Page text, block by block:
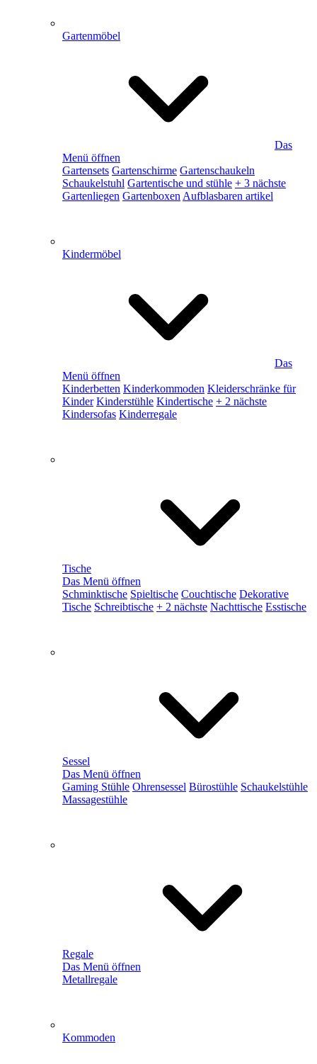
Gartenmöbel
Das
Menü öffnen
Gartensets Gartenschirme Gartenschaukeln
Schaukelstuhl Gartentische und stühle + 3 nächste
Gartenliegen Gartenboxen Aufblasbaren artikel
Kindermöbel
Das
Menü öffnen
Kinderbetten Kinderkommoden Kleiderschränke für
Kinder Kinderstühle Kindertische + 2 nächste
Kindersofas Kinderregale
Tische
Das Menü öffnen
Schminktische Spieltische Couchtische Dekorative
Tische Schreibtische + 2 nächste Nachttische Esstische
Sessel
Das Menü öffnen
Gaming Stühle Ohrensessel Bürostühle Schaukelstühle
Massagestühle
Regale
Das Menü öffnen
Metallregale
Kommoden